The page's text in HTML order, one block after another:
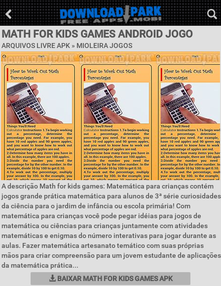
MATH FOR KIDS GAMES ANDROID JOGO
ARQUIVOS LIVRE APK » MIOLEIRA JOGOS
A descrição Math for kids games: Matemática para crianças contém
jogos grande prática matemática para alunos de 3ª série curiosidades
da ciência para o jardim de infância ou escola primária! Com
matemática para crianças você pode pegar idéias para jogos de
matemática ou ciências para crianças juntamente com atividades
matemáticas e enigmas do número interativas para jogar durante as
aulas. Fazer matemática artesanato temático com suas próprias
mãos para criar compreensão para um jovem estudante de aplicações
da matemática prática...
BAIXAR MATH FOR KIDS GAMES APK